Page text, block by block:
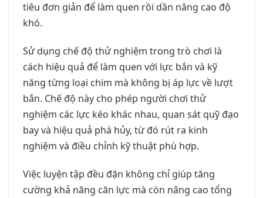
tiêu đơn giản để làm quen rồi dần nâng cao độ
khó.
Sử dụng chế độ thử nghiệm trong trò chơi là
cách hiệu quả để làm quen với lực bắn và kỹ
năng từng loại chim mà không bị áp lực về lượt
bắn. Chế độ này cho phép người chơi thử
nghiệm các lực kéo khác nhau, quan sát quỹ đạo
bay và hiệu quả phá hủy, từ đó rút ra kinh
nghiệm và điều chỉnh kỹ thuật phù hợp.
Việc luyện tập đều đặn không chỉ giúp tăng
cường khả năng căn lực mà còn nâng cao tổng